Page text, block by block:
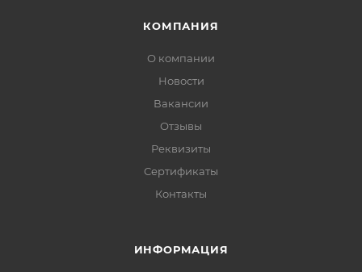
КОМПАНИЯ
О компании
Новости
Вакансии
Отзывы
Реквизиты
Сертификаты
Контакты
ИНФОРМАЦИЯ